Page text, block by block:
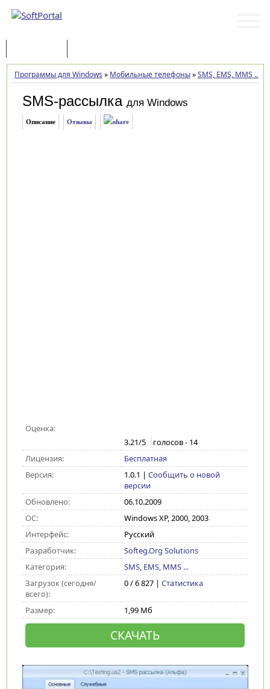
Программы для Windows » Мобильные телефоны»SMS, EMS, MMS ...
SMS-рассылка для Windows
Описание Отзывы
Оценка:
3.21/5 голосов - 14
Лицензия:
Бесплатная
Версия:
1.0.1 | Сообщить о новой
версии
Обновлено:
06.10.2009
ОС:
Windows XP, 2000, 2003
Интерфейс:
Русский
Разработчик:
Softeg.Org Solutions
Категория:
SMS, EMS, MMS ...
Загрузок (сегодня/
всего):
0 / 6 827 | Статистика
Размер: 1,99 Мб
СКАЧАТЬ